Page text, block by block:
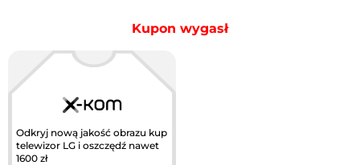
Kupon wygasł
Odkryj nową jakość obrazu kup
telewizor LG i oszczędź nawet
1600 zł